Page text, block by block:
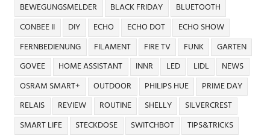
BEWEGUNGSMELDER
BLACK FRIDAY
BLUETOOTH
CONBEE II
DIY ECHO ECHO DOT
ECHO SHOW
FERNBEDIENUNG
FILAMENT FIRE TV FUNK
GARTEN
GOVEE
HOME ASSISTANT INNR LED LIDL
NEWS
OSRAM SMART+
OUTDOOR PHILIPS HUE
PRIME DAY
RELAIS
REVIEW ROUTINE SHELLY
SILVERCREST
SMART LIFE
STECKDOSE SWITCHBOT
TIPS&TRICKS